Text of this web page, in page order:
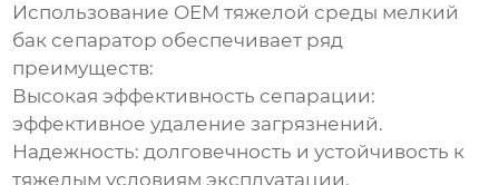
Использование OEM тяжелой среды мелкий
бак сепаратор обеспечивает ряд
преимуществ:
Высокая эффективность сепарации:
эффективное удаление загрязнений.
Надежность: долговечность и устойчивость к
тяжелым условиям эксплуатации.